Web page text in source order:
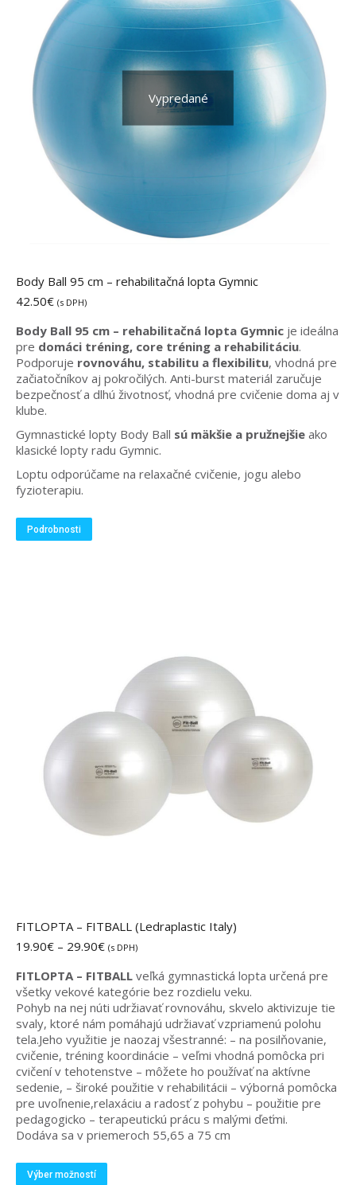
Vypredané
Body Ball 95 cm – rehabilitačná lopta Gymnic
42.50€ (s DPH)
Body Ball 95 cm – rehabilitačná lopta Gymnic je ideálna
pre domáci tréning, core tréning a rehabilitáciu.
Podporuje rovnováhu, stabilitu a flexibilitu, vhodná pre
začiatočníkov aj pokročilých. Anti-burst materiál zaručuje
bezpečnosť a dlhú životnosť, vhodná pre cvičenie doma aj v
klube.
Gymnastické lopty Body Ball sú mäkšie a pružnejšie ako
klasické lopty radu Gymnic.
Loptu odporúčame na relaxačné cvičenie, jogu alebo
fyzioterapiu.
Podrobnosti
FITLOPTA – FITBALL (Ledraplastic Italy)
19.90€ – 29.90€Price
19.90€
through
29.90€
(s DPH)
FITLOPTA – FITBALL veľká gymnastická lopta určená pre
všetky vekové kategórie bez rozdielu veku.
Pohyb na nej núti udržiavať rovnováhu, skvelo aktivizuje tie
svaly, ktoré nám pomáhajú udržiavať vzpriamenú polohu
tela.Jeho využitie je naozaj všestranné: – na posilňovanie,
cvičenie, tréning koordinácie – veľmi vhodná pomôcka pri
cvičení v tehotenstve – môžete ho používať na aktívne
sedenie, – široké použitie v rehabilitácii – výborná pomôcka
pre uvoľnenie,relaxáciu a radosť z pohybu – použitie pre
pedagogicko – terapeutickú prácu s malými ďeťmi.
Dodáva sa v priemeroch 55,65 a 75 cm
Výber možností